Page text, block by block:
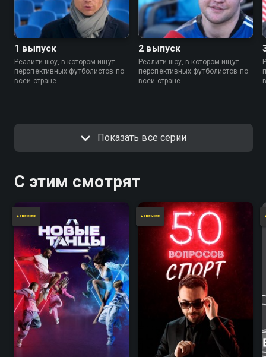
1 выпуск
Реалити-шоу, в котором ищут
перспективных футболистов по
всей стране.
2 выпуск
Реалити-шоу, в котором ищут
перспективных футболистов по
всей стране.
Показать все серии
С этим смотрят